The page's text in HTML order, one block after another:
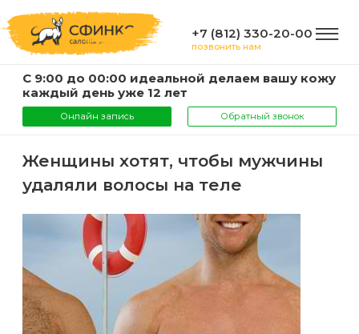
+7 (812) 330-20-00
позвонить нам
С 9:00 до 00:00 идеальной делаем вашу кожу
каждый день уже 12 лет
Онлайн запись Обратный звонок
ГЛАВНАЯ
Услуги
Эпиляция
воском
компании
Мастера
ИНФОРМАЦИЯ
Фото
ВАЖНО
Женщины хотят, чтобы мужчины
удаляли волосы на теле